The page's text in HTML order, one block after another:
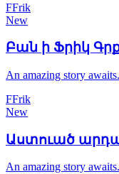
FFrik
New
Բան ի Ֆրիկ
An amazing story
FFrik
New
Աստուած
An amazing story